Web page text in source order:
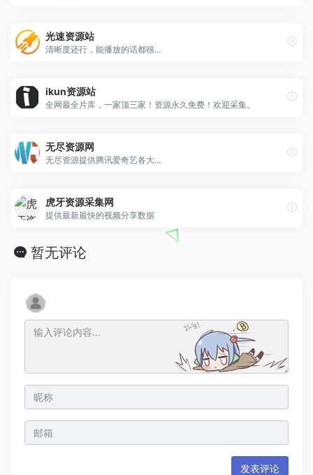
光速资源站
清晰度还行，能播放的话都很...
ikun资源站
全网最全片库，一家顶三家！资源永久免费！欢迎采集。
无尽资源网
无尽资源提供腾讯爱奇艺各大...
虎牙资源采集网
提供最新最快的视频分享数据
暂无评论
发表评论